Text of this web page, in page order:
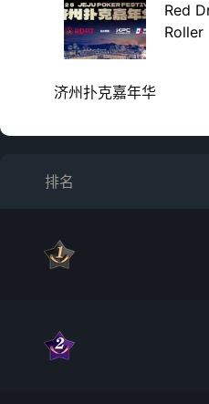
济州扑克嘉年华
Red
Roller
排名